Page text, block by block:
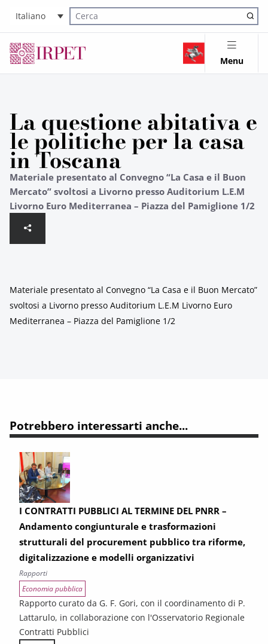
Italiano
Cerca nel sito
Menu
La questione abitativa e
le politiche per la casa
in Toscana
Materiale presentato al Convegno “La Casa e il Buon
Mercato” svoltosi a Livorno presso Auditorium L.E.M
Livorno Euro Mediterranea – Piazza del Pamiglione 1/2
Materiale presentato al Convegno “La Casa e il Buon Mercato”
svoltosi a Livorno presso Auditorium L.E.M Livorno Euro
Mediterranea – Piazza del Pamiglione 1/2
Potrebbero interessarti anche...
I CONTRATTI PUBBLICI AL TERMINE DEL PNRR –
Andamento congiunturale e trasformazioni
strutturali del procurement pubblico tra riforme,
digitalizzazione e modelli organizzativi
Rapporti
Economia pubblica
Rapporto curato da G. F. Gori, con il coordinamento di P.
Lattarulo, in collaborazione con l'Osservatorio Regionale
Contratti Pubblici